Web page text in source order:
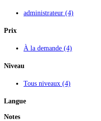
administrateur (4)
Prix
À la demande (4)
Niveau
Tous niveaux (4)
Langue
Notes